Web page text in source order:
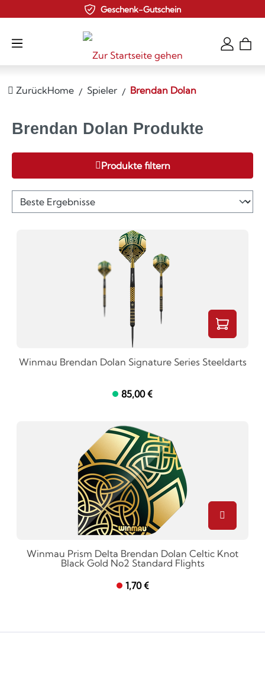
Zum Hauptinhalt springenGeschenk-Gutschein
ZurückHome Spieler Brendan Dolan
Brendan Dolan Produkte
Produkte filtern
Winmau Brendan Dolan Signature Series Steeldarts
85,00 €
Winmau Prism Delta Brendan Dolan Celtic Knot
Black Gold No2 Standard Flights
1,70 €